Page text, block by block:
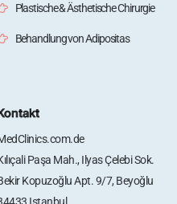
Plastische & Ästhetische Chirurgie
Behandlung von Adipositas
Paşa Mah., Ilyas Çelebi Sok.
Kopuzoğlu Apt. 9/7, Beyoğlu
Istanbul